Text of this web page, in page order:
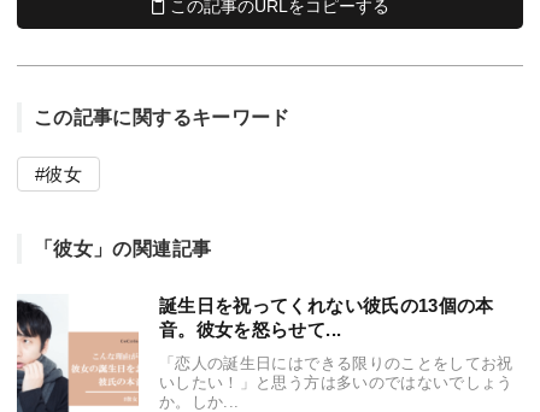
この記事のURLをコピーする
この記事に関するキーワード
彼女
「彼女」の関連記事
誕生日を祝ってくれない彼氏の13個の本
音。彼女を怒らせて...
「恋人の誕生日にはできる限りのことをしてお祝
いしたい！」と思う方は多いのではないでしょう
か。しか...